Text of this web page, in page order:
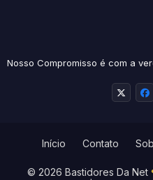
Nosso Compromisso é com a
© 2026 Bastidores Da Net
Início Contato